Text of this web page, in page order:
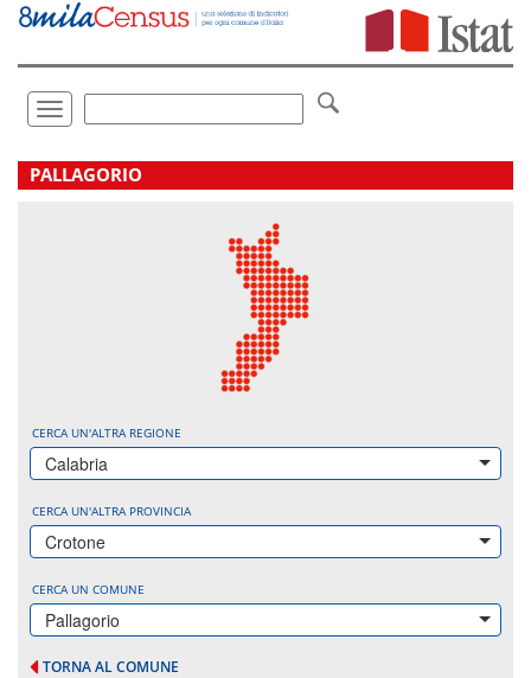
Vai
direttamente
Toggle
navigation
.
PALLAGORIO
CERCA UN'ALTRA REGIONE
Calabria
CERCA UN'ALTRA PROVINCIA
Crotone
CERCA UN COMUNE
Pallagorio
TORNA AL COMUNE